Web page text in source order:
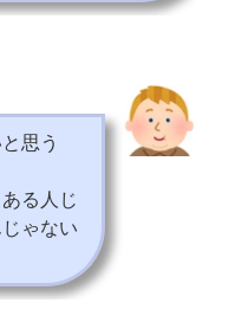
思う
る人じ
ゃない